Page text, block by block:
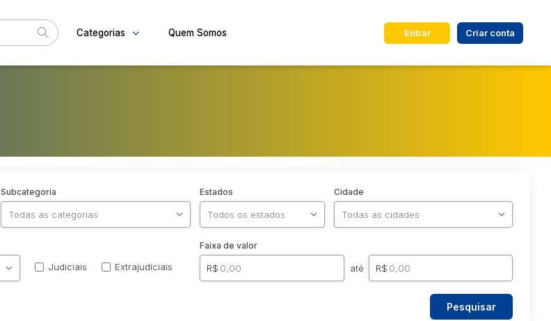
Categorias Quem Somos Entrar Criar conta
Subcategoria Estados Cidade
Judiciais Extrajudiciais
Faixa de valor
R$ até R$
Pesquisar